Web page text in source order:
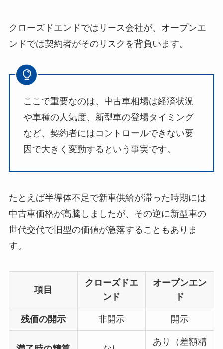
クローズドエンドではリース会社が、オープンエ
ンドでは契約者がそのリスクを背負います。
ここで重要なのは、中古車相場は経済状況
や車種の人気度、新型車の登場タイミング
など、契約者にはコントロールできない要
因で大きく変動するという事実です。
たとえば半導体不足で新車供給が滞った時期には
中古車価格が高騰しましたが、その逆に新型車の
世代交代で旧型の価値が急落することもありま
す。
項目
クローズドエ
ンド
オープンエン
ド
残価の開示 非開示 開示
あり（差額精